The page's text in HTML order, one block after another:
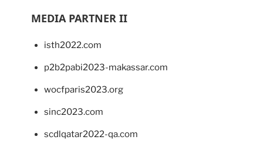
MEDIA PARTNER II
isth2022.com
p2b2pabi2023-makassar.com
wocfparis2023.org
sinc2023.com
scdlqatar2022-qa.com